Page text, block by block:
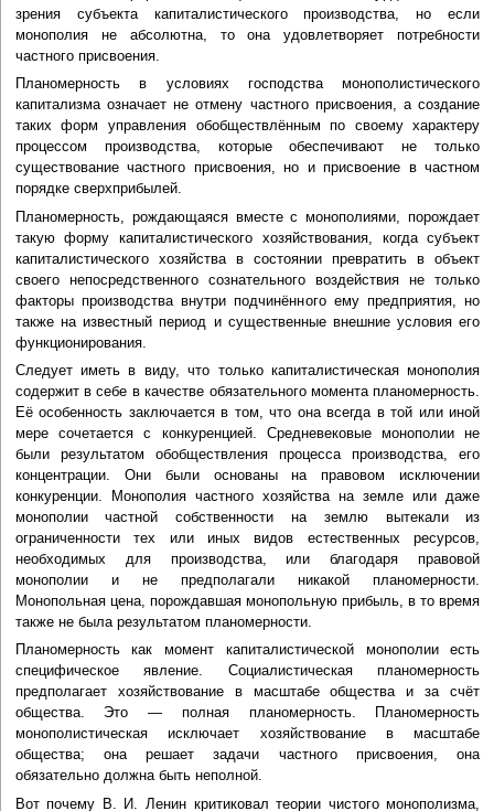
зрения субъекта капиталистического производства, но если
монополия не абсолютна, то она удовлетворяет потребности
частного присвоения.
Планомерность в условиях господства монополистического
капитализма означает не отмену частного присвоения, а создание
таких форм управления обобществлённым по своему характеру
процессом производства, которые обеспечивают не только
существование частного присвоения, но и присвоение в частном
порядке сверхприбылей.
Планомерность, рождающаяся вместе с монополиями, порождает
такую форму капиталистического хозяйствования, когда субъект
капиталистического хозяйства в состоянии превратить в объект
своего непосредственного сознательного воздействия не только
факторы производства внутри подчинённого ему предприятия, но
также на известный период и существенные внешние условия его
функционирования.
Следует иметь в виду, что только капиталистическая монополия
содержит в себе в качестве обязательного момента планомерность.
Её особенность заключается в том, что она всегда в той или иной
мере сочетается с конкуренцией. Средневековые монополии не
были результатом обобществления процесса производства, его
концентрации. Они были основаны на правовом исключении
конкуренции. Монополия частного хозяйства на земле или даже
монополии частной собственности на землю вытекали из
ограниченности тех или иных видов естественных ресурсов,
необходимых для производства, или благодаря правовой
монополии и не предполагали никакой планомерности.
Монопольная цена, порождавшая монопольную прибыль, в то время
также не была результатом планомерности.
Планомерность как момент капиталистической монополии есть
специфическое явление. Социалистическая планомерность
предполагает хозяйствование в масштабе общества и за счёт
общества. Это — полная планомерность. Планомерность
монополистическая исключает хозяйствование в масштабе
общества; она решает задачи частного присвоения, она
обязательно должна быть неполной.
Вот почему В. И. Ленин критиковал теории чистого монополизма,